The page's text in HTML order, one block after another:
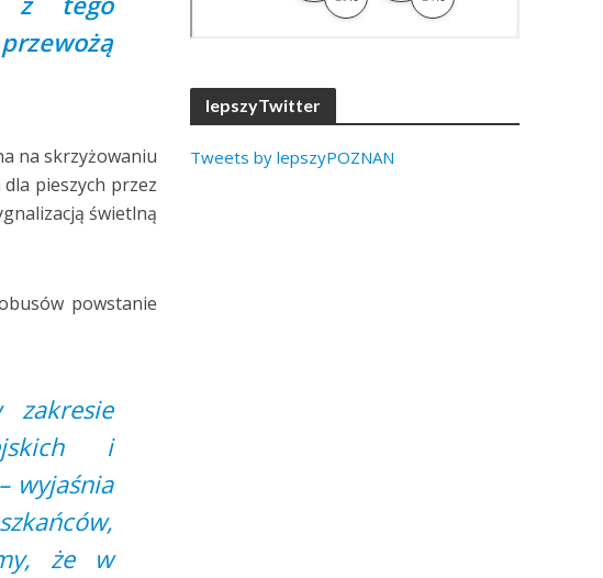
na skrzyżowaniu
pieszych przez
świetlną
powstanie
i
wyjaśnia
że w
lepszyTwitter
Tweets by lepszyPOZNAN